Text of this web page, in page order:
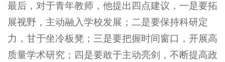
最后，对于青年教师，他提出四点建议，一是要拓
展视野，主动融入学校发展；二是要保持科研定
力，甘于坐冷板凳；三是要把握时间窗口，开展高
质量学术研究；四是要敢于主动亮剑，不断提高政